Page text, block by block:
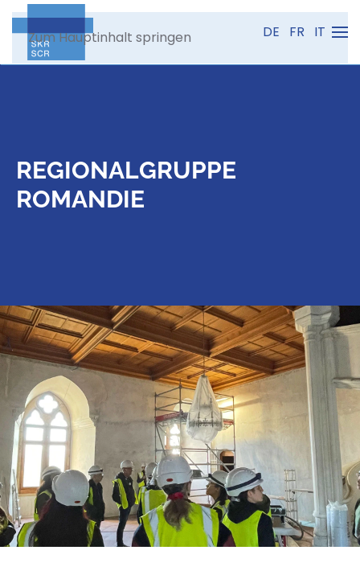
Zum Hauptinhalt springen DE FR IT
REGIONALGRUPPE
ROMANDIE